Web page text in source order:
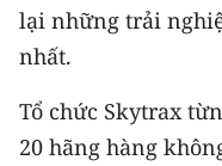
Media Thể thao
Media Y tế
lại những trải
nhất.
Tổ chức Skytrax
20 hãng hàng